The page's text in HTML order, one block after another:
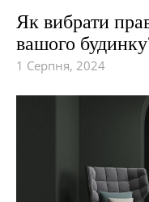
Як вибрати
вашого
1 Серпня, 2024